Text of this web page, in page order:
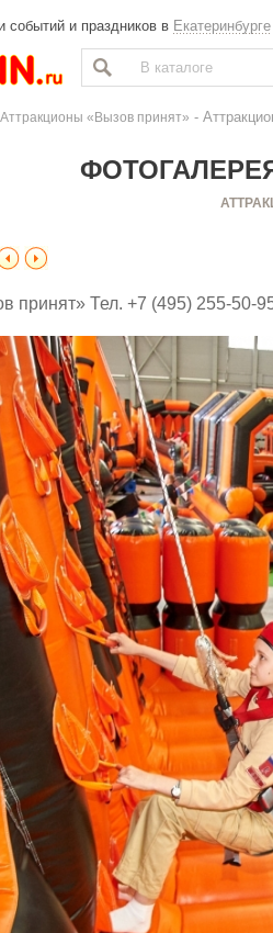
событий и праздников в Екатеринбурге
Аттракционы «Вызов принят» -
принят» Тел. +7 (495) 255-50-